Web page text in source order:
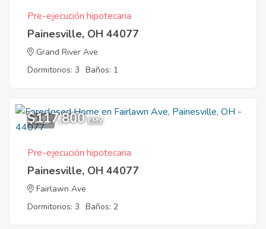
Pre-ejecución hipotecaria
Painesville, OH 44077
Grand River Ave
Dormitorios: 3 Baños: 1
1
$117,800 EMV
Pre-ejecución hipotecaria
Painesville, OH 44077
Fairlawn Ave
Dormitorios: 3 Baños: 2